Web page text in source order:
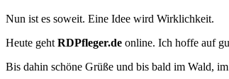
Nun ist es soweit. Eine Idee wird Wirklichkeit.
Heute geht RDPfleger.de online. Ich hoffe auf
Bis dahin schöne Grüße und bis bald im Wald,